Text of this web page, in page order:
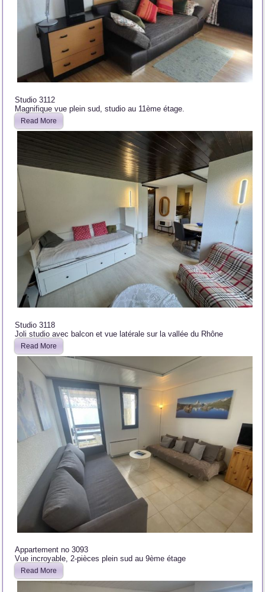
Studio 3112
Magnifique vue plein sud, studio au 11ème étage.
Read More
Studio 3118
Joli studio avec balcon et vue latérale sur la vallée du Rhône
Read More
Appartement no 3093
Vue incroyable, 2-pièces plein sud au 9ème étage
Read More